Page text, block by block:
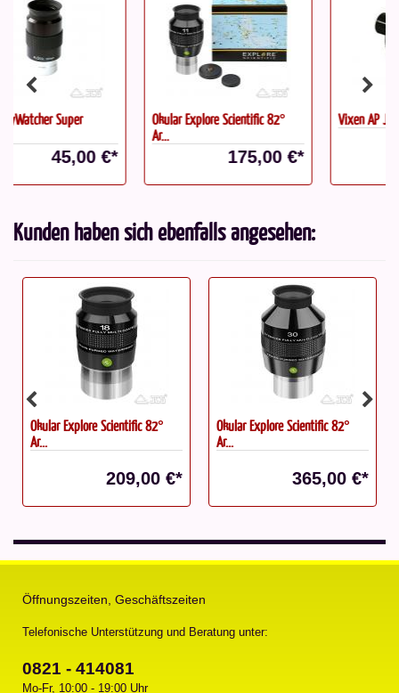
Okular Explore Scientific 82°
175,00 €*
Vixen AP Justierknopf, steckbar
12,90 €*
Kunden haben sich ebenfalls angesehen:
Okular Explore Scientific 82°
Ar...
365,00 €*
Takahashi FC-100DZ
Komplettpaket
3.410,00 €*
Öffnungszeiten, Geschäftszeiten
Telefonische Unterstützung und Beratung unter:
0821 - 414081
Mo-Fr, 10:00 - 19:00 Uhr